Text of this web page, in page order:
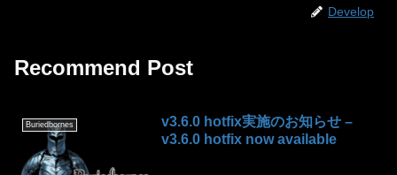
Develop
Recommend Post
Buriedbornes
v3.6.0 hotfix実施のお知らせ –
v3.6.0 hotfix now available